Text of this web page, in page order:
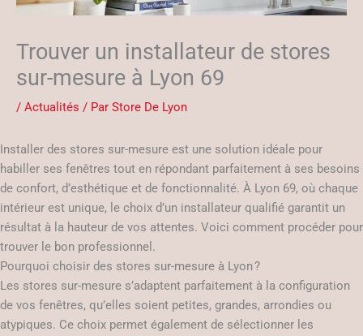
Trouver un installateur de stores
sur-mesure à Lyon 69
/ Actualités / Par Store De Lyon
Installer des stores sur-mesure est une solution idéale pour
habiller ses fenêtres tout en répondant parfaitement à ses besoins
de confort, d’esthétique et de fonctionnalité. À Lyon 69, où chaque
intérieur est unique, le choix d’un installateur qualifié garantit un
résultat à la hauteur de vos attentes. Voici comment procéder pour
trouver le bon professionnel.
Pourquoi choisir des stores sur-mesure à Lyon ?
Les stores sur-mesure s’adaptent parfaitement à la configuration
de vos fenêtres, qu’elles soient petites, grandes, arrondies ou
atypiques. Ce choix permet également de sélectionner les